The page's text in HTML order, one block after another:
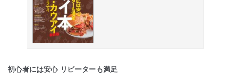
初心者には安心 リピーターも満足